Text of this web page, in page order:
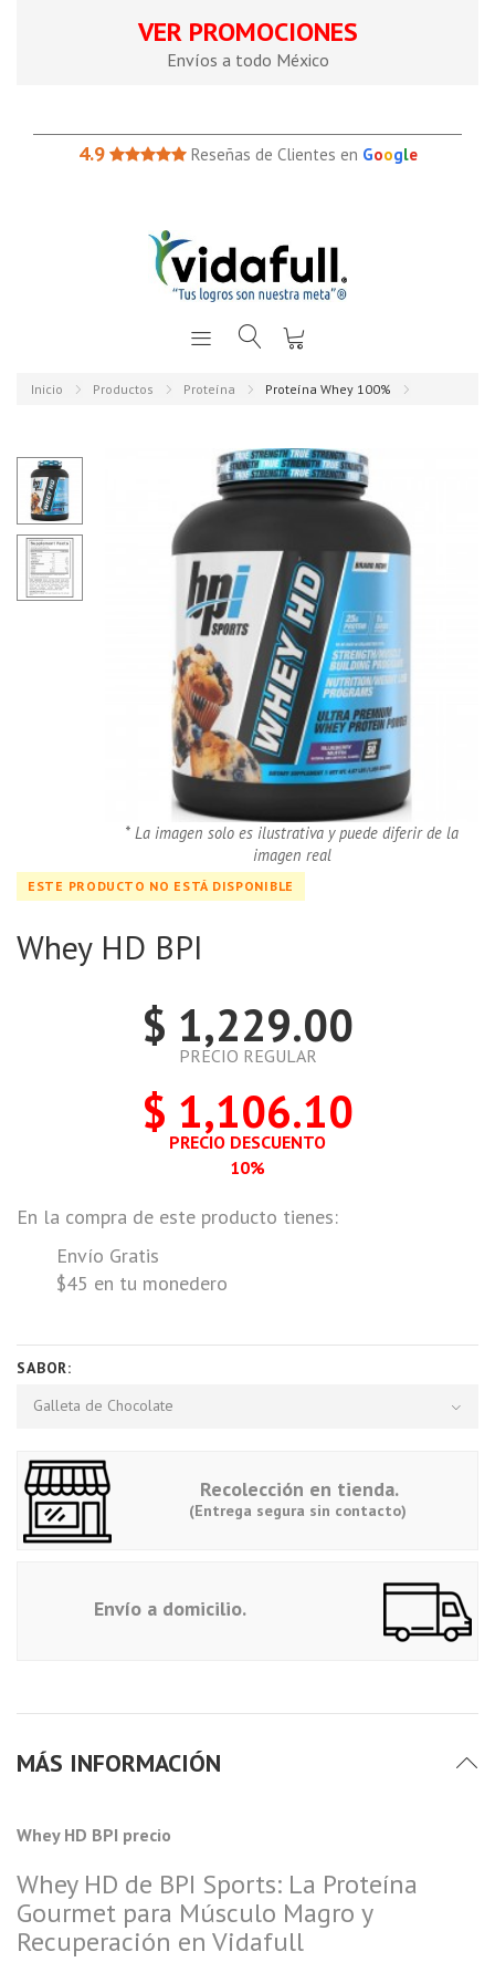
VER PROMOCIONES
Envíos a todo México
4.9 Reseñas de Clientes en Google
Inicio Productos Proteína Proteína Whey 100%
* La imagen solo es ilustrativa y puede diferir de la
imagen real
ESTE PRODUCTO NO ESTÁ DISPONIBLE
Whey HD BPI
$ 1,229.00
PRECIO REGULAR
$ 1,106.10
PRECIO DESCUENTO
10%
En la compra de este producto tienes:
Envío Gratis
$45 en tu monedero
SABOR:
Galleta de Chocolate
Recolección en tienda.
(Entrega segura sin contacto)
Envío a domicilio.
MÁS INFORMACIÓN
Whey HD BPI precio
Whey HD de BPI Sports: La Proteína
Gourmet para Músculo Magro y
Recuperación en Vidafull